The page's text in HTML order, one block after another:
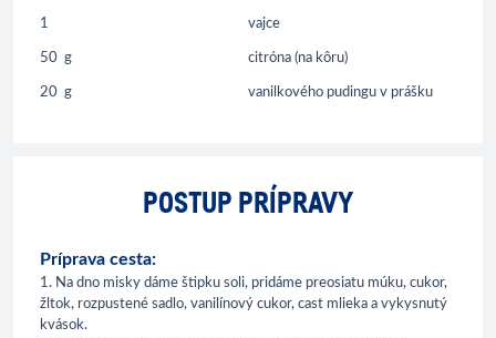
1 vajce
50 g citróna (na kôru)
20 g vanilkového pudingu v prášku
POSTUP PRÍPRAVY
Príprava cesta:
1. Na dno misky dáme štipku soli, pridáme preosiatu múku, cukor,
žltok, rozpustené sadlo, vanilínový cukor, cast mlieka a vykysnutý
kvások.